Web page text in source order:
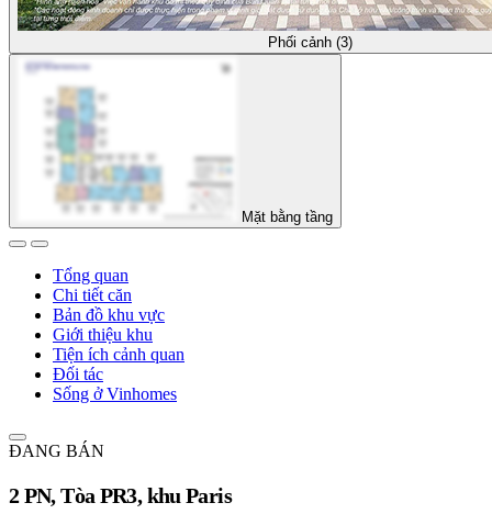
Phối cảnh (3)
Mặt bằng tầng
Tổng quan
Chi tiết căn
Bản đồ khu vực
Giới thiệu khu
Tiện ích cảnh quan
Đối tác
Sống ở Vinhomes
ĐANG BÁN
2 PN, Tòa PR3, khu Paris